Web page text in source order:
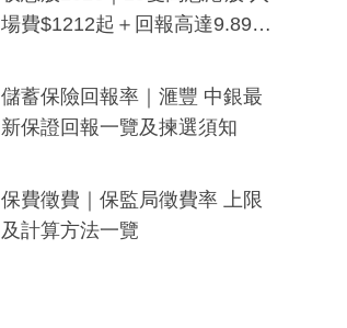
場費$1212起＋回報高達9.89
儲蓄保險回報率｜滙豐 中銀最
新保證回報一覽及揀選須知
保費徵費｜保監局徵費率 上限
及計算方法一覽